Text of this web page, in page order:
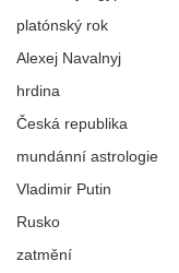
platónský rok
Alexej Navalnyj
hrdina
Česká republika
mundánní astrologie
Vladimir Putin
Rusko
zatmění